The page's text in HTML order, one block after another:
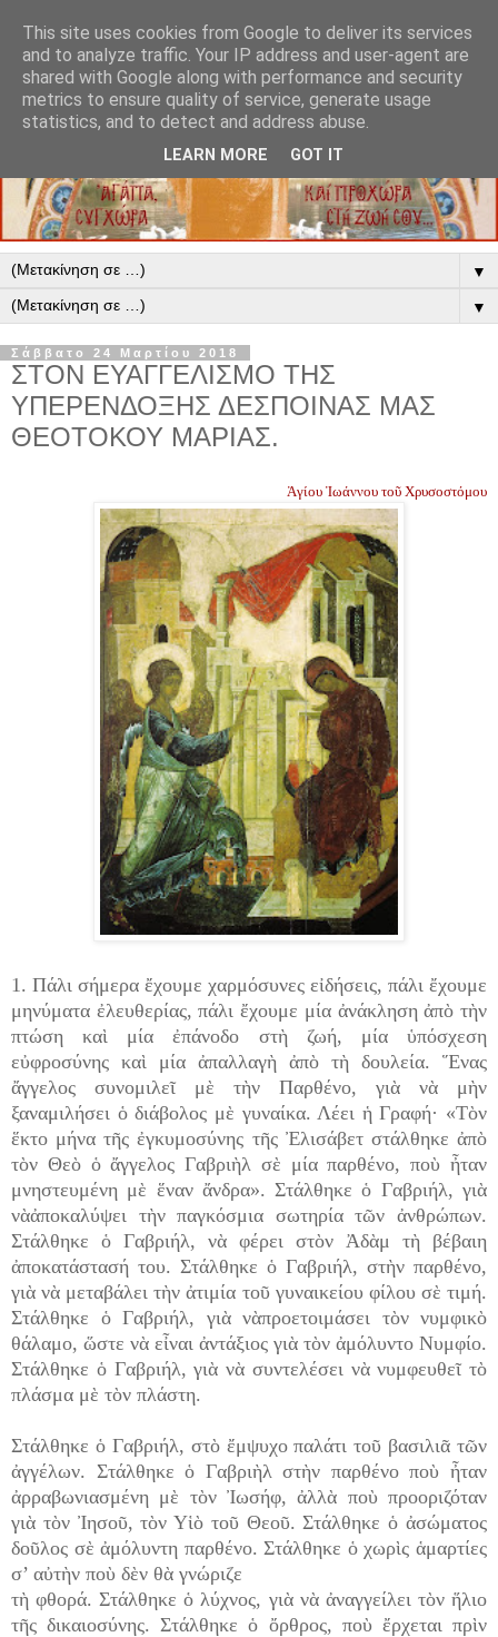
▼
▼
Σάββατο 24 Μαρτίου 2018
ΣΤΟΝ ΕΥΑΓΓΕΛΙΣΜΟ ΤΗΣ
ΥΠΕΡΕΝΔΟΞΗΣ ΔΕΣΠΟΙΝΑΣ ΜΑΣ
ΘΕΟΤΟΚΟΥ ΜΑΡΙΑΣ.
Ἁγίου Ἰωάννου τοῦ Χρυσοστόμου
1. Πάλι σήμερα ἔχουμε χαρμόσυνες εἰδήσεις, πάλι ἔχουμε
μηνύματα ἐλευθερίας, πάλι ἔχουμε μία ἀνάκληση ἀπὸ τὴν
πτώση καὶ μία ἐπάνοδο στὴ ζωή, μία ὑπόσχεση
εὐφροσύνης καὶ μία ἀπαλλαγὴ ἀπὸ τὴ δουλεία. Ἕνας
ἄγγελος συνομιλεῖ μὲ τὴν Παρθένο, γιὰ νὰ μὴν
ξαναμιλήσει ὁ διάβολος μὲ γυναίκα. Λέει ἡ Γραφή· «Τὸν
ἕκτο μήνα τῆς ἐγκυμοσύνης τῆς Ἐλισάβετ στάλθηκε ἀπὸ
τὸν Θεὸ ὁ ἄγγελος Γαβριὴλ σὲ μία παρθένο, ποὺ ἦταν
μνηστευμένη μὲ ἕναν ἄνδρα». Στάλθηκε ὁ Γαβριήλ, γιὰ
νὰἀποκαλύψει τὴν παγκόσμια σωτηρία τῶν ἀνθρώπων.
Στάλθηκε ὁ Γαβριήλ, νὰ φέρει στὸν Ἀδὰμ τὴ βέβαιη
ἀποκατάστασή του. Στάλθηκε ὁ Γαβριήλ, στὴν παρθένο,
γιὰ νὰ μεταβάλει τὴν ἀτιμία τοῦ γυναικείου φίλου σὲ τιμή.
Στάλθηκε ὁ Γαβριήλ, γιὰ νὰπροετοιμάσει τὸν νυμφικὸ
θάλαμο, ὥστε νὰ εἶναι ἀντάξιος γιὰ τὸν ἀμόλυντο Νυμφίο.
Στάλθηκε ὁ Γαβριήλ, γιὰ νὰ συντελέσει νὰ νυμφευθεῖ τὸ
πλάσμα μὲ τὸν πλάστη.
Στάλθηκε ὁ Γαβριήλ, στὸ ἔμψυχο παλάτι τοῦ βασιλιᾶ τῶν
ἀγγέλων. Στάλθηκε ὁ Γαβριὴλ στὴν παρθένο ποὺ ἦταν
ἀρραβωνιασμένη μὲ τὸν Ἰωσήφ, ἀλλὰ ποὺ προοριζόταν
γιὰ τὸν Ἰησοῦ, τὸν Υἱὸ τοῦ Θεοῦ. Στάλθηκε ὁ ἀσώματος
δοῦλος σὲ ἀμόλυντη παρθένο. Στάλθηκε ὁ χωρὶς ἁμαρτίες
σ’ αὐτὴν ποὺ δὲν θὰ γνώριζε
τὴ φθορά. Στάλθηκε ὁ λύχνος, γιὰ νὰ ἀναγγείλει τὸν ἥλιο
τῆς δικαιοσύνης. Στάλθηκε ὁ ὄρθρος, ποὺ ἔρχεται πρὶν
This site uses cookies from Google to deliver its services
and to analyze traffic. Your IP address and user-agent are
shared with Google along with performance and security
metrics to ensure quality of service, generate usage
statistics, and to detect and address abuse.
LEARN MORE GOT IT